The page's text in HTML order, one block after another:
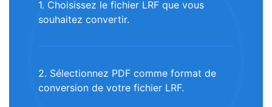
1. Choisissez le fichier LRF que vous
souhaitez convertir.
2. Sélectionnez PDF comme format de
conversion de votre fichier LRF.